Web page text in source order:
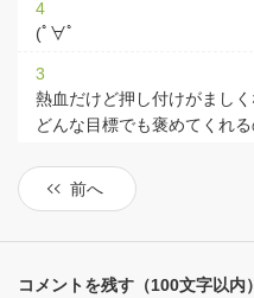
4
(ﾟ∀ﾟ
3
熱血だけど押し付けがまし
どんな目標でも褒めてくれ
前へ
コメントを残す（100文字以内）